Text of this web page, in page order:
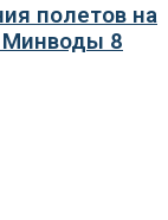
полетов на
Минводы 8